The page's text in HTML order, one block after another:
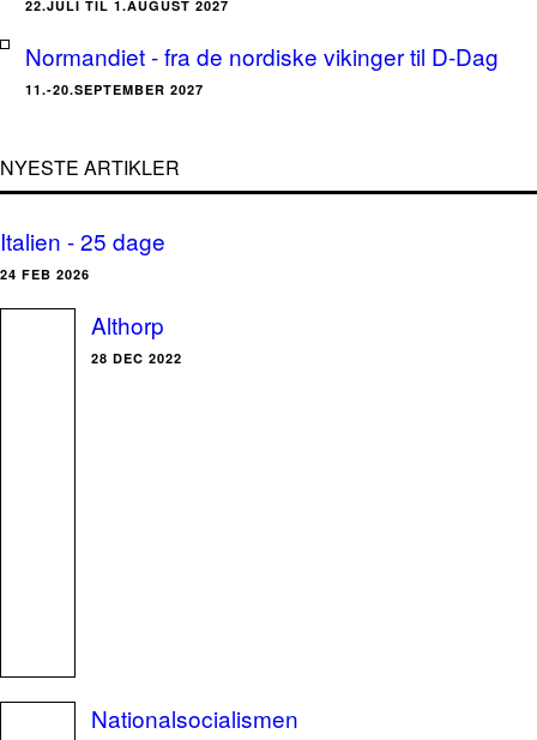
22.JULI TIL 1.AUGUST 2027
Normandiet - fra de nordiske vikinger til D-Dag
11.-20.SEPTEMBER 2027
NYESTE ARTIKLER
Italien - 25 dage
24 FEB 2026
Althorp
28 DEC 2022
Nationalsocialismen